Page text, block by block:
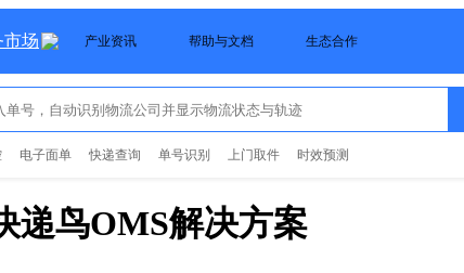
市场 产业资讯 帮助与文档 生态合作
电子面单 快递查询 单号识别 上门取件 时效预测
递鸟OMS解决方案